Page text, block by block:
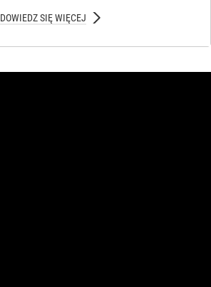
DOWIEDZ SIĘ WIĘCEJ